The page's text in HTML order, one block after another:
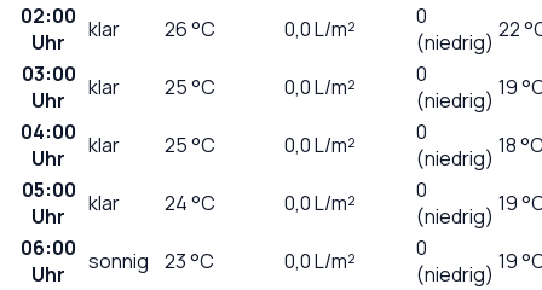
02:00
Uhr
klar 26°C 0,0L/m²
0
(niedrig) 22
03:00
Uhr
klar 25°C 0,0L/m²
0
(niedrig) 19
04:00
Uhr
klar 25°C 0,0L/m²
0
(niedrig) 18
05:00
Uhr
klar 24°C 0,0L/m²
0
(niedrig) 19
06:00
Uhr
sonnig 23°C 0,0L/m²
0
(niedrig) 19